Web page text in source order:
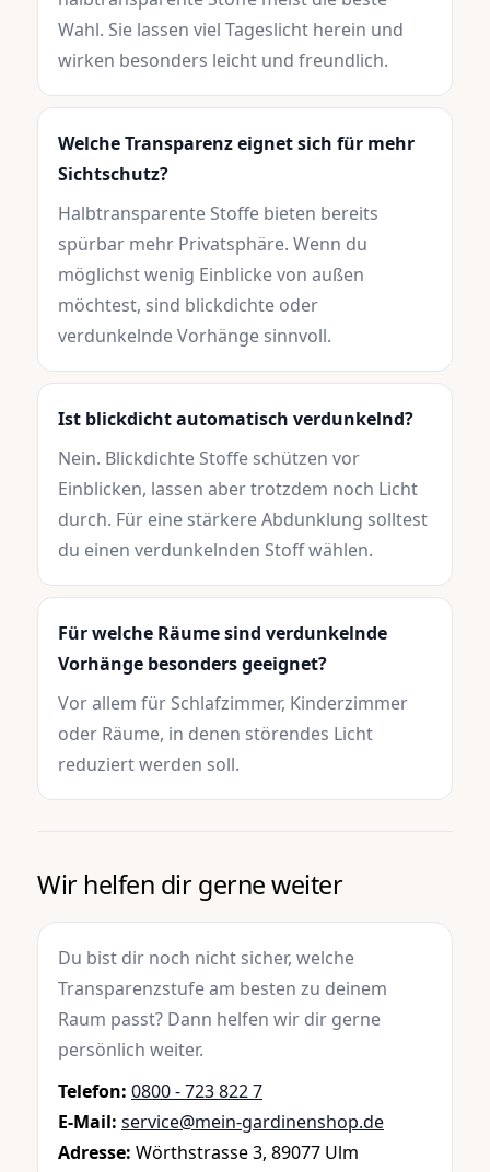
Wahl. Sie lassen viel Tageslicht herein und
wirken besonders leicht und freundlich.
Welche Transparenz eignet sich für mehr
Sichtschutz?
Halbtransparente Stoffe bieten bereits
spürbar mehr Privatsphäre. Wenn du
möglichst wenig Einblicke von außen
möchtest, sind blickdichte oder
verdunkelnde Vorhänge sinnvoll.
Ist blickdicht automatisch verdunkelnd?
Nein. Blickdichte Stoffe schützen vor
Einblicken, lassen aber trotzdem noch Licht
durch. Für eine stärkere Abdunklung solltest
du einen verdunkelnden Stoff wählen.
Für welche Räume sind verdunkelnde
Vorhänge besonders geeignet?
Vor allem für Schlafzimmer, Kinderzimmer
oder Räume, in denen störendes Licht
reduziert werden soll.
Wir helfen dir gerne weiter
Du bist dir noch nicht sicher, welche
Transparenzstufe am besten zu deinem
Raum passt? Dann helfen wir dir gerne
persönlich weiter.
Telefon: 0800 - 723 822 7
E-Mail: service@mein-gardinenshop.de
Adresse: Wörthstrasse 3, 89077 Ulm